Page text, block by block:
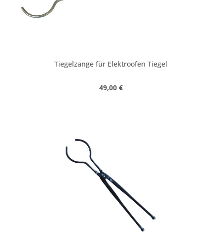
Tiegelzange für Elektroofen Tiegel
Regulärer Preis:
49,00 €